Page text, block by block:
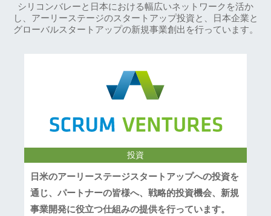
シリコンバレーと日本における幅広いネットワークを活か
し、アーリーステージのスタートアップ投資と、日本企業と
グローバルスタートアップの新規事業創出を行っています。
投資
日米のアーリーステージスタートアップへの投資を
通じ、パートナーの皆様へ、戦略的投資機会、新規
事業開発に役立つ仕組みの提供を行っています。